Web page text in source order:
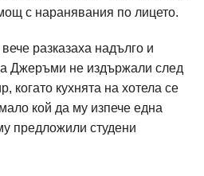
с наранявания по лицето.
разказаха надълго и
Джеръми не издържали след
когато кухнята на хотела се
кой да му изпече една
предложили студени